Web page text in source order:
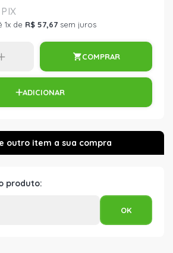
1x de R$ 57,67 sem juros
COMPRAR
ADICIONAR
produto: